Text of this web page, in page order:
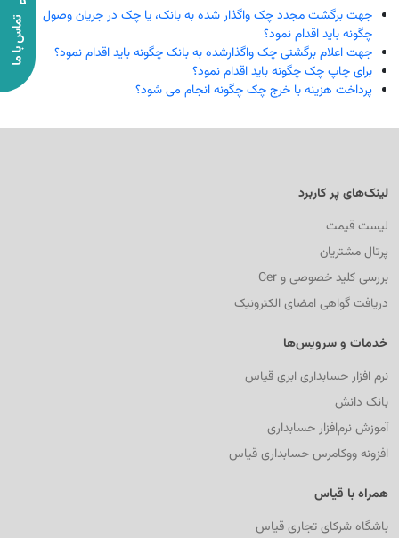
جهت برگشت مجدد چک واگذار شده به بانک، یا چک در جریان وصول
چگونه باید اقدام نمود؟
جهت اعلام برگشتی چک واگذارشده به بانک چگونه باید اقدام نمود؟
برای چاپ چک چگونه باید اقدام نمود؟
پرداخت هزینه با خرج چک چگونه انجام می شود؟
لینک‌های پر کاربرد
لیست قیمت
پرتال مشتریان
بررسی کلید خصوصی و Cer
دریافت گواهی امضای الکترونیک
خدمات و سرویس‌ها
نرم افزار حسابداری ابری قیاس
بانک دانش
آموزش نرم‌افزار حسابداری
افزونه ووکامرس حسابداری قیاس
همراه با قیاس
باشگاه شرکای تجاری قیاس